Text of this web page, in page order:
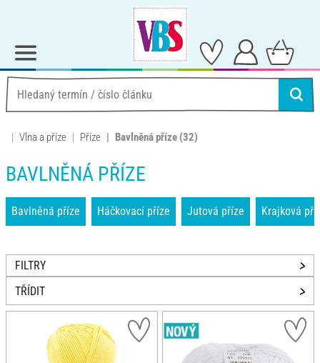
Vlna a příze Příze Bavlněná příze (32)
BAVLNĚNÁ PŘÍZE
Bavlněná příze Háčkovací příze Jutová příze Krajková
FILTRY
TŘÍDIT